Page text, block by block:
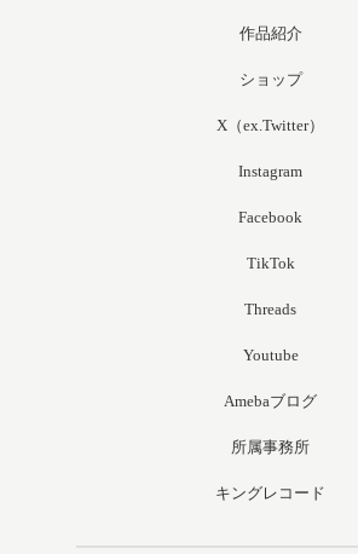
作品紹介
ショップ
X（ex.Twitter）
Instagram
Facebook
TikTok
Threads
Youtube
Amebaブログ
所属事務所
キングレコード